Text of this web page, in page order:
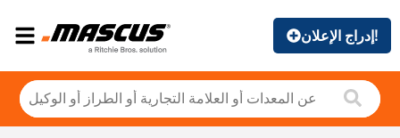
إدراج الإعلان!